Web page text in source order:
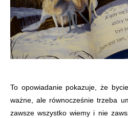
To opowiadanie pokazuje, że
ważne, ale równocześnie trzeba
zawsze wszystko wiemy i nie